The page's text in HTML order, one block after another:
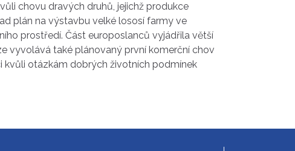
chovu dravých druhů, jejichž produkce
plán na výstavbu velké lososí farmy ve
prostředí. Část europoslanců vyjádřila větší
vyvolává také plánovaný první komerční chov
kvůli otázkám dobrých životních podmínek